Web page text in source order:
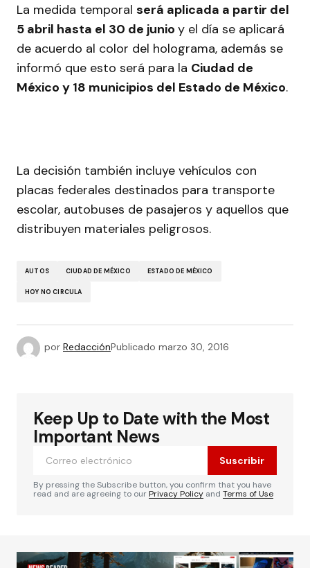
La medida temporal será aplicada a partir del
5 abril hasta el 30 de junio y el día se aplicará
de acuerdo al color del holograma, además se
informó que esto será para la Ciudad de
México y 18 municipios del Estado de México.
La decisión también incluye vehículos con
placas federales destinados para transporte
escolar, autobuses de pasajeros y aquellos que
distribuyen materiales peligrosos.
AUTOS CIUDAD DE MÉXICO ESTADO DE MÉXICO
HOY NO CIRCULA
por RedacciónPublicado marzo 30, 2016
Keep Up to Date with the Most
Important News
Suscribir
By pressing the Subscribe button, you confirm that you have
read and are agreeing to ourPrivacy Policy and Terms of Use